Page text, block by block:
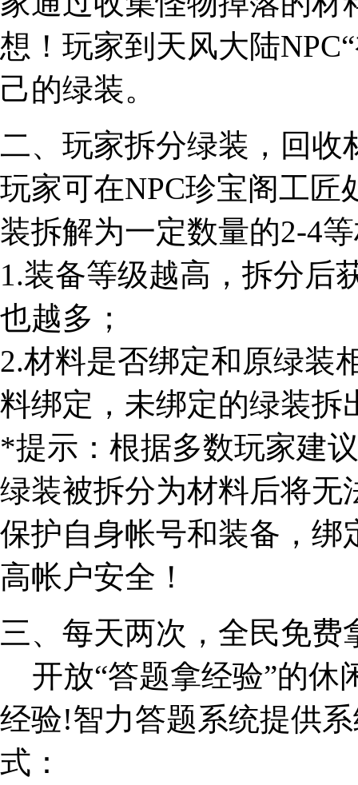
想！玩家到天风大陆
己的绿装。
二、玩家拆分绿装，回收
玩家可在NPC珍宝阁工匠
装拆解为一定数量的2-4
1.装备等级越高，拆分后
也越多；
2.材料是否绑定和原绿装
料绑定，未绑定的绿装拆
*提示：根据多数玩家建
绿装被拆分为材料后将无
保护自身帐号和装备，绑
高帐户安全！
三、每天两次，全民免费
开放“答题拿经验”的休
经验!智力答题系统提供
式：